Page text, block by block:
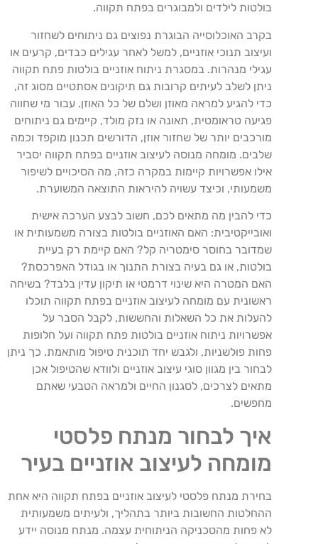
בולטות לילדים ולמבוגרים בפתח תקווה.
בקרב האוכלוסייה הבוגרת נפוצים גם ניתוחים לשחזור
ועיצוב תנוכי אוזניים, למשל לאחר עגילים כבדים, קרעים או
עגילי מנהרות. במסגרת ניתוח אוזניים בולטות פתח תקווה
ניתן לשלב לעיתים קרובות גם תיקונים אסתטיים מסוג זה,
כדי להגיע למראה מאוזן ושלם של כל האוזן. עבור מי שחווה
פגיעה טראומטית, תאונה או נזק מולד, קיימים גם ניתוחים
מורכבים יותר של שחזור אוזן, הדורשים תכנון מוקפד וכמה
שלבים. מומחה מנוסה לעיצוב אוזניים בפתח תקווה יסביר
אילו אפשרויות קיימות במקרה כזה, מה הסיכויים לשיפור
משמעותי, וכיצד עשויה להיראות התוצאה המשוערת.
כדי להבין מה מתאים לכם, חשוב לבצע הערכה אישית
ואובייקטיבית: האם האוזניים בולטות בצורה משמעותית או
שמדובר בחוסר סימטריה קל? האם קיימת רק בעיית
בולטות, או גם בעיה בצורת התנוך או בגודל האפרכסת?
האם המטרה היא שינוי דרמטי או תיקון עדין בלבד? בשיחה
ראשונית עם מומחה לעיצוב אוזניים בפתח תקווה תוכלו
להעלות את כל השאלות והחששות, לקבל הסבר על
אפשרויות ניתוח אוזניים בולטות פתח תקווה ועל חלופות
פחות פולשניות, ולגבש יחד תוכנית טיפול מותאמת. כך ניתן
לבחור בין מגוון סוגי עיצוב אוזניים ולוודא שהטיפול אכן
מתאים לצרכים, לסגנון החיים ולמראה הטבעי שאתם
מחפשים.
איך לבחור מנתח פלסטי
מומחה לעיצוב אוזניים בעיר
בחירת מנתח פלסטי לעיצוב אוזניים בפתח תקווה היא אחת
ההחלטות החשובות ביותר בתהליך, ולעיתים משמעותית
לא פחות מהטכניקה הניתוחית עצמה. מנתח מנוסה יידע